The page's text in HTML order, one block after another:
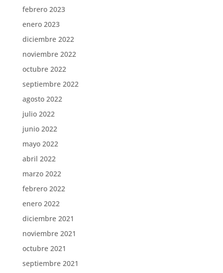
febrero 2023
enero 2023
diciembre 2022
noviembre 2022
octubre 2022
septiembre 2022
agosto 2022
julio 2022
junio 2022
mayo 2022
abril 2022
marzo 2022
febrero 2022
enero 2022
diciembre 2021
noviembre 2021
octubre 2021
septiembre 2021